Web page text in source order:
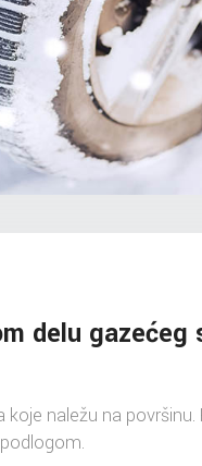
delu gazećeg
naležu na površinu.